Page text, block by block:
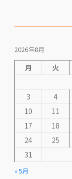
2026年8月
月 火
3
4
10
11
17
18
24
25
31
« 5月